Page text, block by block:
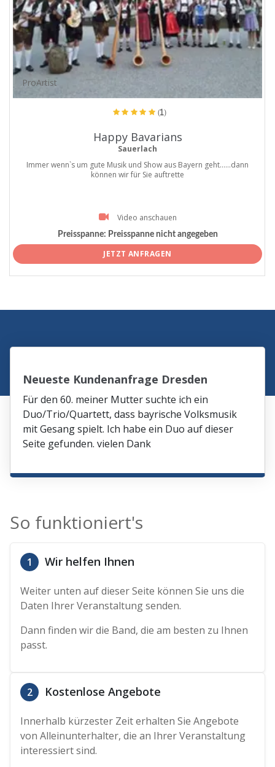
ProArtist
(1)
Happy Bavarians
Sauerlach
Immer wenn`s um gute Musik und Show aus Bayern geht......dann
können wir für Sie auftrette
Video anschauen
Preisspanne: Preisspanne nicht angegeben
JETZT ANFRAGEN
Neueste Kundenanfrage Dresden
Für den 60. meiner Mutter suchte ich ein
Duo/Trio/Quartett, dass bayrische Volksmusik
mit Gesang spielt. Ich habe ein Duo auf dieser
Seite gefunden. vielen Dank
So funktioniert's
1 Wir helfen Ihnen
Weiter unten auf dieser Seite können Sie uns die
Daten Ihrer Veranstaltung senden.
Dann finden wir die Band, die am besten zu Ihnen
passt.
2 Kostenlose Angebote
Innerhalb kürzester Zeit erhalten Sie Angebote
von Alleinunterhalter, die an Ihrer Veranstaltung
interessiert sind.